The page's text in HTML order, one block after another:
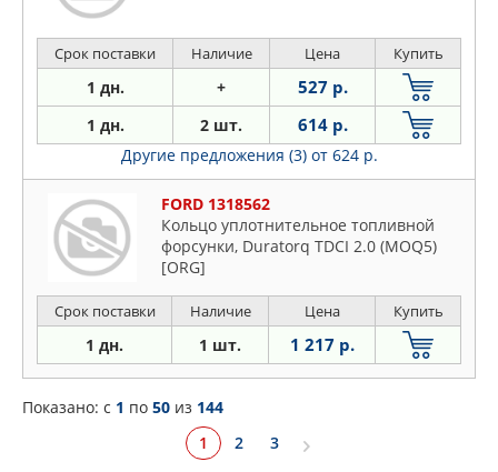
Срок поставки Наличие Цена Купить
1 дн. + 527 р.
1 дн. 2 шт. 614 р.
Другие предложения (3) от 624 р.
FORD 1318562
Кольцо уплотнительное топливной
форсунки, Duratorq TDCI 2.0 (MOQ5)
[ORG]
Срок поставки Наличие Цена Купить
1 дн. 1 шт. 1 217 р.
Показано: c 1 по 50 из 144
1
2 3